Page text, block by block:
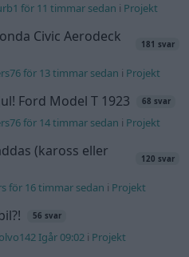
för 11 timmar sedan i Projekt
Civic Aerodeck
181 svar
för 13 timmar sedan i Projekt
Ford Model T 1923 68 svar
för 14 timmar sedan i Projekt
(kaross eller
120 svar
för 16 timmar sedan i Projekt
56 svar
Igår 09:02 i Projekt